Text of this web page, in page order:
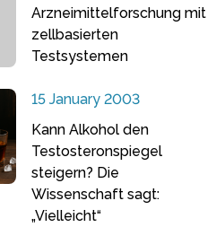
Arzneimittelforschung mit
zellbasierten
Testsystemen
15 January 2003
Kann Alkohol den
Testosteronspiegel
steigern? Die
Wissenschaft sagt:
„Vielleicht“